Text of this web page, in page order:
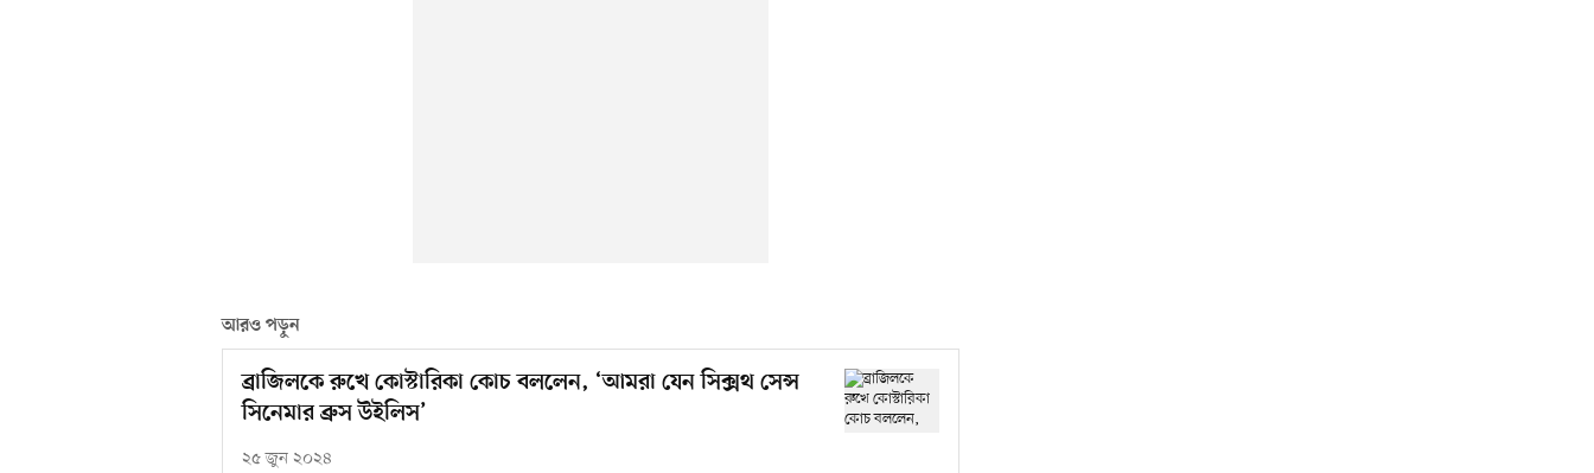
আরও পড়ুন
ব্রাজিলকে রুখে কোস্টারিকা কোচ বললেন, ‘আমরা যেন সিক্সথ সেন্স
সিনেমার ব্রুস উইলিস’
২৫ জুন ২০২৪